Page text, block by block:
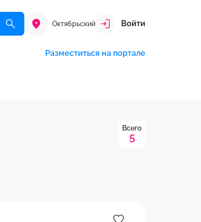
Октябрьский Войти
Разместиться на портале
Всего
5